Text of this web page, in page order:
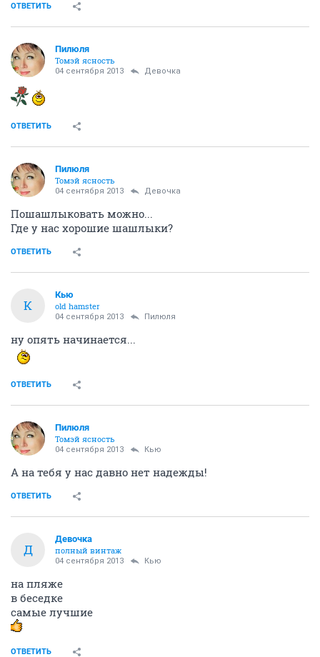
ОТВЕТИТЬ
Пилюля
Томэй ясность
04 сентября 2013 Девочка
ОТВЕТИТЬ
Пилюля
Томэй ясность
04 сентября 2013 Девочка
Пошашлыковать можно...
Где у нас хорошие шашлыки?
ОТВЕТИТЬ
К
Кью
old hamster
04 сентября 2013 Пилюля
ну опять начинается...
ОТВЕТИТЬ
Пилюля
Томэй ясность
04 сентября 2013 Кью
А на тебя у нас давно нет надежды!
ОТВЕТИТЬ
Д
Девочка
полный винтаж
04 сентября 2013 Кью
на пляже
в беседке
самые лучшие
ОТВЕТИТЬ